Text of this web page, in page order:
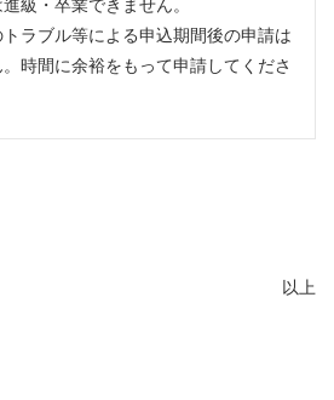
・卒業できません。
ラブル等による申込期間後の申請は
時間に余裕をもって申請してくださ
以上